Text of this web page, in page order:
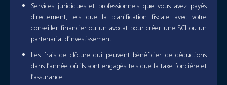
Services juridiques et professionnels que vous avez payés
directement, tels que la planification fiscale avec votre
conseiller financier ou un avocat pour créer une SCI ou un
partenariat d’investissement.
Les frais de clôture qui peuvent bénéficier de déductions
dans l’année où ils sont engagés tels que la taxe foncière et
l’assurance.